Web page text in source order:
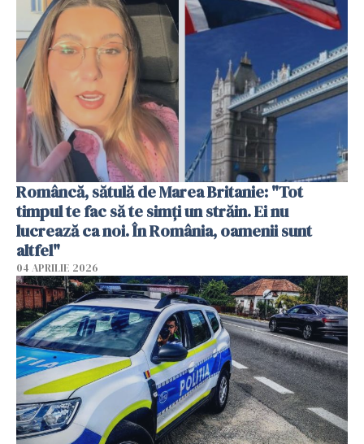
Româncă, sătulă de Marea Britanie: "Tot
timpul te fac să te simți un străin. Ei nu
lucrează ca noi. În România, oamenii sunt
altfel"
04 APRILIE 2026